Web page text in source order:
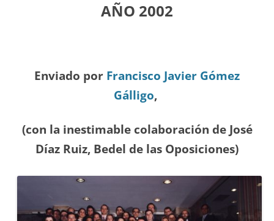
AÑO 2002
Enviado por Francisco Javier Gómez
Gálligo,
(con la inestimable colaboración de José
Díaz Ruiz, Bedel de las Oposiciones)